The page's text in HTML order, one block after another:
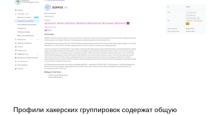
Профили хакерских группировок содержат общую